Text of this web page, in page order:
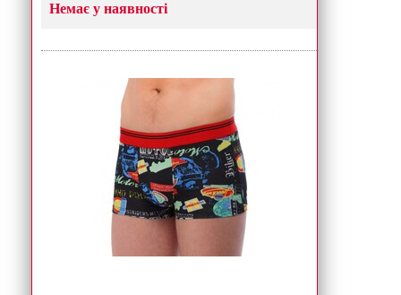
Немає у наявності